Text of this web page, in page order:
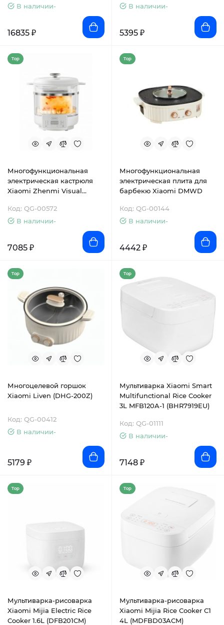
В наличии-
16835 ₽
ED4001)
В наличии-
5395 ₽
Top
Многофункциональная
электрическая кастрюля
Xiaomi Zhenmi Visual
(ZMDZ-006)
Код: QG-00572
В наличии-
7085 ₽
Top
Многофункциональная
электрическая плита для
барбекю Xiaomi DMWD
Код: QG-00144
В наличии-
4442 ₽
Top
Многоцелевой горшок
Xiaomi Liven (DHG-200Z)
Код: QG-00412
В наличии-
5179 ₽
Top
Мультиварка Xiaomi Smart
Multifunctional Rice Cooker
3L MFB120A-1 (BHR7919EU)
Код: QG-01111
В наличии-
7148 ₽
Top
Мультиварка-рисоварка
Xiaomi Mijia Electric Rice
Cooker 1.6L (DFB201CM)
Top
Мультиварка-рисоварка
Xiaomi Mijia Rice Cooker C1
4L (MDFBD03ACM)